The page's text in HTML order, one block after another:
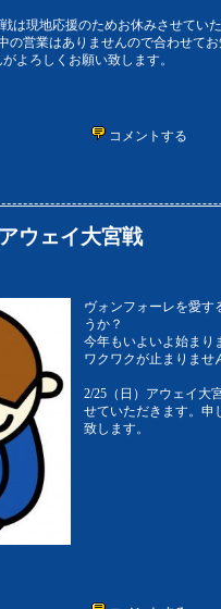
は現地応援のためお休みさせていた
の営業はありませんので合わせてお
よろしくお願い致します。
コメントする
ウェイ大宮戦
ヴォンフォーレを愛す
うか？
今年もいよいよ始まり
ワクワクが止まりませ
2/25（日）アウェイ大
せていただきます。申
致します。